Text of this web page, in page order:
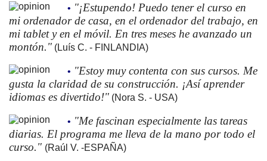
• "¡Estupendo! Puedo tener el curso en
mi ordenador de casa, en el ordenador del trabajo, en
mi tablet y en el móvil. En tres meses he avanzado un
montón." (Luís C. - FINLANDIA)
• "Estoy muy contenta con sus cursos. Me
gusta la claridad de su construcción. ¡Así aprender
idiomas es divertido!" (Nora S. - USA)
• "Me fascinan especialmente las tareas
diarias. El programa me lleva de la mano por todo el
curso." (Raúl V. -ESPAÑA)